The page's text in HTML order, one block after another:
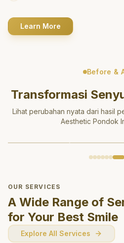
Learn More
Before &
Transformasi
Lihat perubahan nyata dari hasil
Aesthetic Pondok
OUR SERVICES
A Wide Range of
for Your Best Smile
Explore All Services